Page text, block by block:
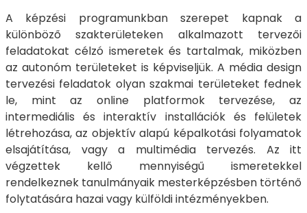
A képzési programunkban szerepet kapnak a
különböző szakterületeken alkalmazott tervezői
feladatokat célzó ismeretek és tartalmak, miközben
az autonóm területeket is képviseljük. A média design
tervezési feladatok olyan szakmai területeket fednek
le, mint az online platformok tervezése, az
intermediális és interaktív installációk és felületek
létrehozása, az objektív alapú képalkotási folyamatok
elsajátítása, vagy a multimédia tervezés. Az itt
végzettek kellő mennyiségű ismeretekkel
rendelkeznek tanulmányaik mesterképzésben történő
folytatására hazai vagy külföldi intézményekben.